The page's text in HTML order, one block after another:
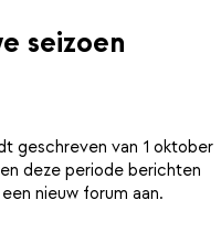
seizoen
geschreven van 1 oktober
deze periode berichten
nieuw forum aan.